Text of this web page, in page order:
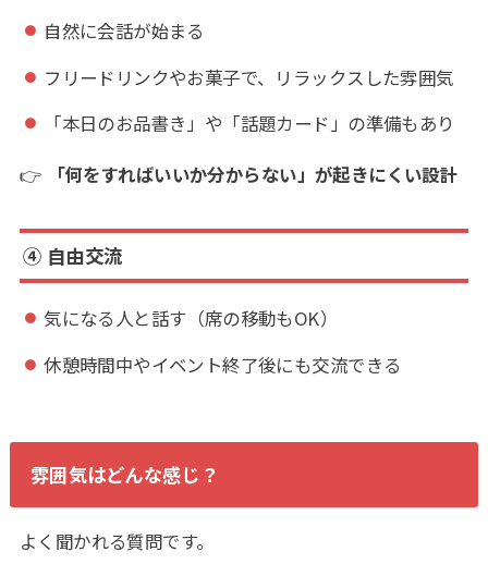
自然に会話が始まる
フリードリンクやお菓子で、リラックスした雰囲気
「本日のお品書き」や「話題カード」の準備もあり
👉
「何をすればいいか分からない」が起きにくい設計
④ 自由交流
気になる人と話す（席の移動もOK）
休憩時間中やイベント終了後にも交流できる
雰囲気はどんな感じ？
よく聞かれる質問です。